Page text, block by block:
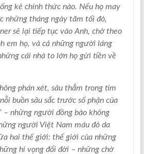
kê chính thức nào. Nếu họ may
những tháng ngày tăm tối đó,
sẽ lại tiếp tục vào Anh, chở theo
em họ, và cả những người láng
cái nhà to lớn họ gửi tiền về
phán xét, sâu thẳm trong tim
buồn sâu sắc trước số phận của
– những người đồng bào không
người Việt Nam máu đỏ da
hai thế giới: thế giới của những
hi vọng đổi đời – những chờ